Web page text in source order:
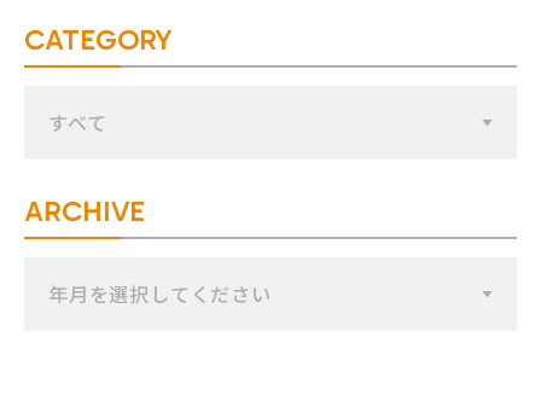
CATEGORY
すべて
ARCHIVE
年月を選択してください